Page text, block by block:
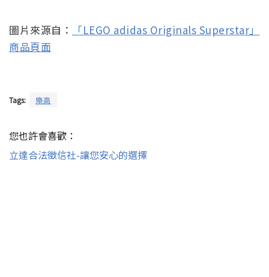
圖片來源自：
「LEGO adidas Originals Superstar」
商品頁面
Tags: 樂高
您也許會喜歡：
立達合法徵信社-讓您安心的選擇